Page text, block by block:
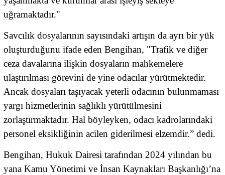
uğramaktadır."
Savcılık dosyalarının sayısındaki artışın da ayrı bir yük
oluşturduğunu ifade eden Bengihan, "Trafik ve diğer
ceza davalarına ilişkin dosyaların mahkemelere
ulaştırılması görevini de yine odacılar yürütmektedir.
Ancak dosyaları taşıyacak yeterli odacının bulunmaması
yargı hizmetlerinin sağlıklı yürütülmesini
zorlaştırmaktadır. Hal böyleyken, odacı kadrolarındaki
personel eksikliğinin acilen giderilmesi elzemdir.” dedi.
Bengihan, Hukuk Dairesi tarafından 2024 yılından bu
yana Kamu Yönetimi ve İnsan Kaynakları Başkanlığı’na